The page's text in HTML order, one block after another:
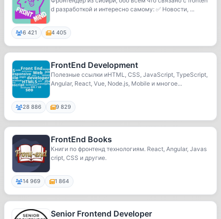
d разработкой и интересно самому: ✅ Новости, ...
6 421 4 405
FrontEnd Development
Полезные ссылки иHTML, CSS, JavaScript, TypeScript,
Angular, React, Vue, Node.js, Mobile и многое...
28 886 9 829
FrontEnd Books
Книги по фронтенд технологиям. React, Angular, Javas
cript, CSS и другие.
14 969 1 864
Senior Frontend Developer